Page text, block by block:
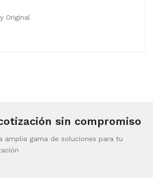
Original
sin compromiso
amplia gama de soluciones para tu